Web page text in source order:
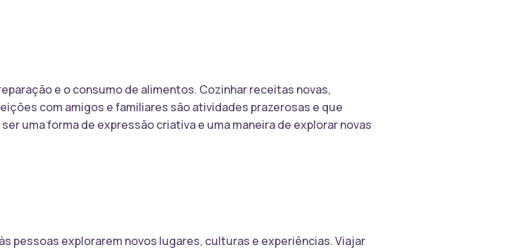
e o consumo de alimentos. Cozinhar receitas novas,
com amigos e familiares são atividades prazerosas e que
uma forma de expressão criativa e uma maneira de explorar novas
pessoas explorarem novos lugares, culturas e experiências. Viajar